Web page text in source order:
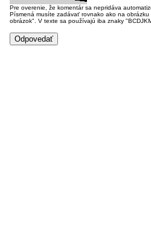
Pre overenie, že komentár sa nepridáva
Písmená musíte zadávať rovnako ako na
obrázok". V texte sa používajú iba znaky